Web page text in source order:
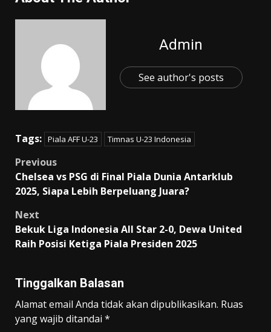
Admin
See author's posts
Tags: Piala AFF U-23 Timnas U-23 Indonesia
Post
navigation
Previous
Chelsea vs PSG di Final Piala Dunia Antarklub
2025, Siapa Lebih Berpeluang Juara?
Next
Bekuk Liga Indonesia All Star 2-0, Dewa United
Raih Posisi Ketiga Piala Presiden 2025
Tinggalkan Balasan
Alamat email Anda tidak akan dipublikasikan. Ruas
yang wajib ditandai *